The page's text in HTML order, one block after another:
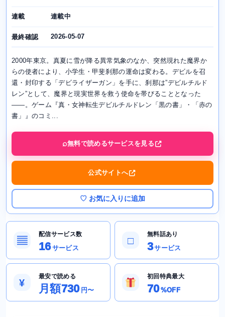
連載 連載中
最終確認 2026-05-07
2000年東京。真夏に雪が降る異常気象のなか、突然現れた魔界か
らの使者により、小学生・甲斐刹那の運命は変わる。デビルを召
還・封印する「デビライザーガン」を手に、刹那は”デビルチルド
レン”として、魔界と現実世界を救う使命を帯びることとなった
――。ゲーム『真・女神転生デビルチルドレン「黒の書」・「赤の
書」』のコミ...
無料で読めるサービスを見る
公式サイトへ
♡ お気に入りに追加
▤
配信サービス数
16サービス
□
無料話あり
3サービス
¥
最安で読める
月額730 円〜
初回特典最大
70%OFF